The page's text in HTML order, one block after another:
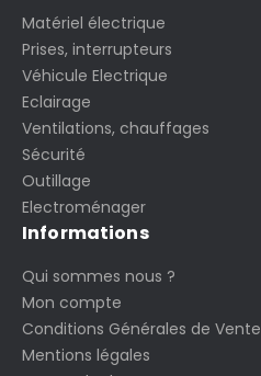
Matériel électrique
Prises, interrupteurs
Véhicule Electrique
Eclairage
Ventilations, chauffages
Sécurité
Outillage
Electroménager
Informations
Qui sommes nous ?
Mon compte
Conditions Générales de Vente
Mentions légales